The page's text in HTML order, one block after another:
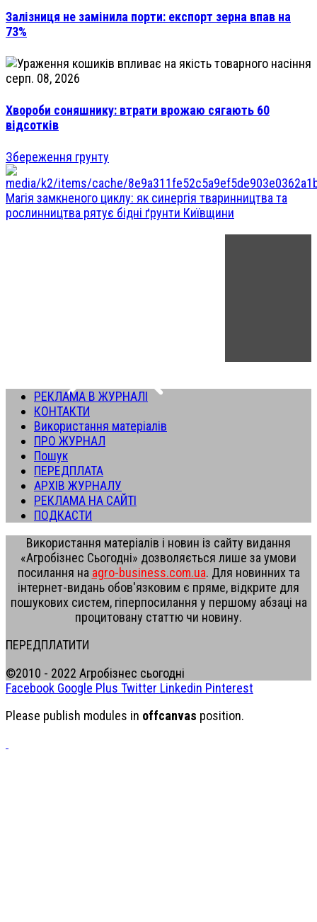
Залізниця не замінила порти: експорт зерна впав на
73%
серп. 08, 2026
Хвороби соняшнику: втрати врожаю сягають 60
відсотків
Збереження грунту
Магія замкненого циклу: як синергія тваринництва та
рослинництва рятує бідні ґрунти Київщини
РЕКЛАМА В ЖУРНАЛІ
КОНТАКТИ
Використання матеріалів
ПРО ЖУРНАЛ
Пошук
ПЕРЕДПЛАТА
АРХІВ ЖУРНАЛУ
РЕКЛАМА НА САЙТІ
ПОДКАСТИ
Використання матеріалів і новин із сайту видання
«Агробізнес Сьогодні» дозволяється лише за умови
посилання на agro-business.com.ua. Для новинних та
інтернет-видань обов'язковим є пряме, відкрите для
пошукових систем, гіперпосилання у першому абзаці на
процитовану статтю чи новину.
ПЕРЕДПЛАТИТИ
©2010 - 2022 Агробізнес сьогодні
Facebook Google Plus Twitter Linkedin Pinterest
Please publish modules in offcanvas position.